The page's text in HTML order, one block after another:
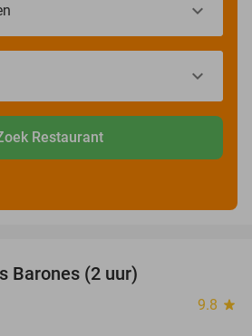
Restaurant
Barones (2 uur)
9.8 star